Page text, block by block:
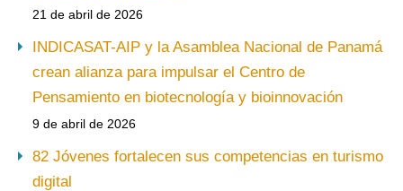
21 de abril de 2026
INDICASAT-AIP y la Asamblea Nacional de Panamá
crean alianza para impulsar el Centro de
Pensamiento en biotecnología y bioinnovación
9 de abril de 2026
82 Jóvenes fortalecen sus competencias en turismo
digital